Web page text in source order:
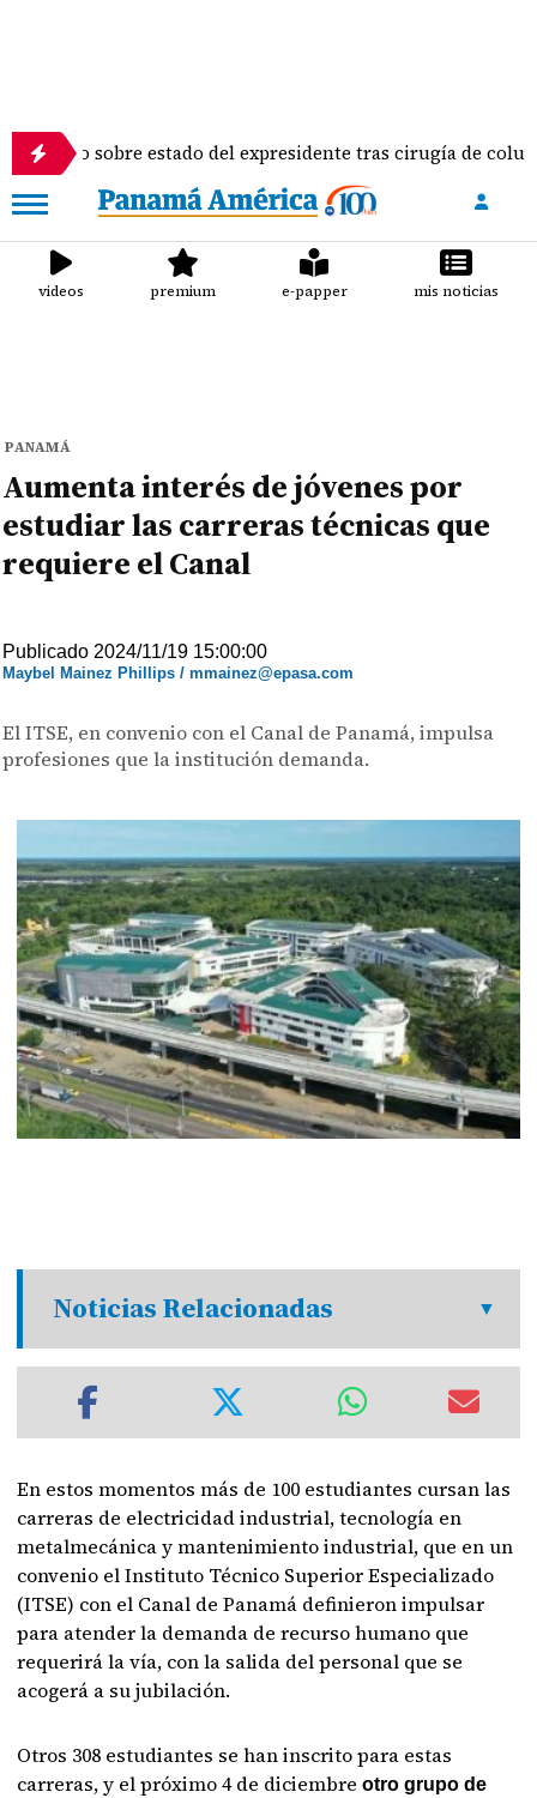
estado del expresidente tras cirugía de columna
videos premium e-papper mis noticias
PANAMÁ
Aumenta interés de jóvenes por
estudiar las carreras técnicas que
requiere el Canal
Publicado 2024/11/19 15:00:00
Maybel Mainez Phillips / mmainez@epasa.com
El ITSE, en convenio con el Canal de Panamá, impulsa
profesiones que la institución demanda.
Noticias Relacionadas
En estos momentos más de 100 estudiantes cursan las
carreras de electricidad industrial, tecnología en
metalmecánica y mantenimiento industrial, que en un
convenio el Instituto Técnico Superior Especializado
(ITSE) con el Canal de Panamá definieron impulsar
para atender la demanda de recurso humano que
requerirá la vía, con la salida del personal que se
acogerá a su jubilación.
Otros 308 estudiantes se han inscrito para estas
carreras, y el próximo 4 de diciembreotro grupo de